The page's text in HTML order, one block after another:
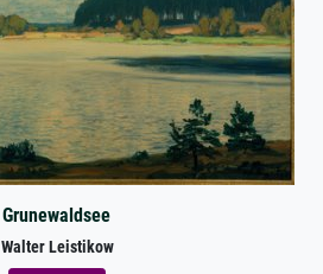
Grunewaldsee
Walter Leistikow